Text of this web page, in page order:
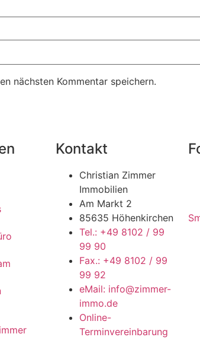
nächsten Kommentar speichern.
Kontakt
Christian Zimmer
Immobilien
Am Markt 2
85635 Höhenkirchen
Tel.: +49 8102 / 99
99 90
Fax.: +49 8102 / 99
99 92
eMail: info@zimmer-
immo.de
Online-
Terminvereinbarung